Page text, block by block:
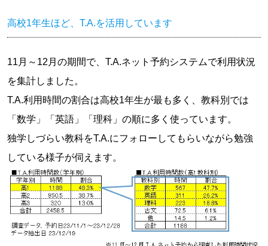
高校1年生ほど、T.A.を活用しています
11月～12月の期間で、T.A.ネット予約システムで利用状況
を集計しました。
T.A.利用時間の割合は高校1年生が最も多く、教科別では
「数学」「英語」「理科」の順に多く使っています。
独学しづらい教科をT.A.にフォローしてもらいながら勉強
している様子が伺えます。